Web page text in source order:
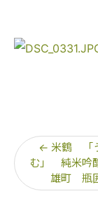
← 米鶴 「
む」 純米吟
雄町 瓶